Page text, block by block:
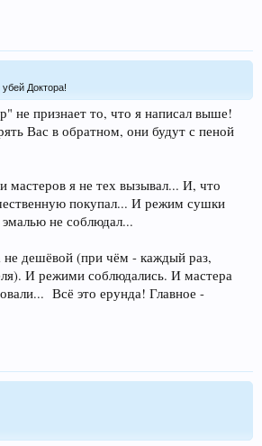
Доктора!
не признает то, что я написал выше!
Вас в обратном, они будут с пеной
мастеров я не тех вызывал... И, что
покупал... И режим сушки
не соблюдал...
дешёвой (при чём - каждый раз,
И режими соблюдались. И мастера
Всё это ерунда! Главное -